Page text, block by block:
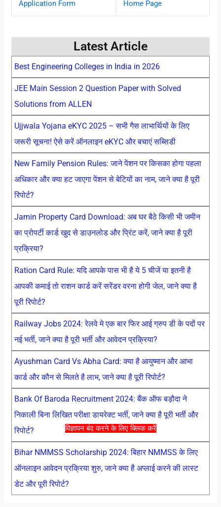
विज्ञापन बंद करने के लिए क्लिक करें
Application Form Home Page
Latest Article
Best Engineering Colleges in India in 2026
JEE Main Session 2 Question Paper with Solved
Solutions from ALLEN
Ujjwala Yojana eKYC 2025 – सभी गैस लाभार्थियों के लिए
जरूरी सूचना! ऐसे करें ऑनलाइन eKYC और बचाएं सब्सिडी
New Family Pension Rules: जाने पेंशन पर किसका होगा पहला
अधिकार और क्या हट जाएगा पेंशन से बेटियों का नाम, जाने क्या है पूरी
रिपोर्ट?
Jamin Property Card Download: अब घर बैठे किसी भी जमीन
का प्रोपर्टी कार्ड खुद से डाउनलोड और प्रिंट करें, जाने क्या है पूरी
प्रक्रिया?
Ration Card Rule: यदि आपके पास भी है ये 5 चीजें या इतनी है
आपकी कमाई तो राशन कार्ड करें सरेंडर वरना होगी जेल, जाने क्या है
पूरी रिपोर्ट?
Railway Jobs 2024: रेलवे मे एक बार फिर आई ग्रुप डी के पदों पर
नई भर्ती, जाने क्या है पूरी भर्ती और आवेदन प्रक्रिया?
Ayushman Card Vs Abha Card: क्या है आयुष्मान और आभा
कार्ड और कौन से मिलते है लाभ, जाने क्या है पूरी रिपोर्ट?
Bank Of Baroda Recruitment 2024: बैंक ऑफ बड़ौदा ने
निकाली बिना लिखित परीक्षा डायरेक्ट भर्ती, जाने क्या है पूरी भर्ती और
रिपोर्ट?
Bihar NMMSS Scholarship 2024: बिहार NMMSS के लिए
ऑनलाइन आवेदन प्रक्रिया शुरु, जाने क्या है अप्लाई करने की लास्ट
डेट और पूरी रिपोर्ट?